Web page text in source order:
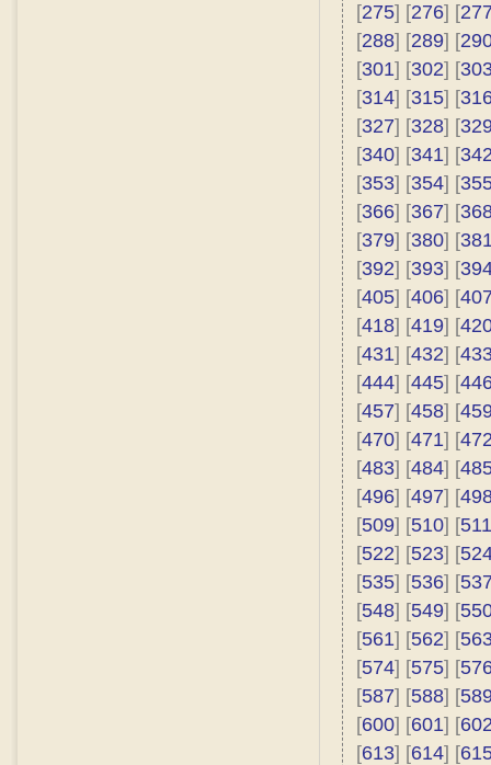
[275] [276] [
[288] [289] [
[301] [302] [
[314] [315] [
[327] [328] [
[340] [341] [
[353] [354] [
[366] [367] [
[379] [380] [
[392] [393] [
[405] [406] [
[418] [419] [
[431] [432] [
[444] [445] [
[457] [458] [
[470] [471] [
[483] [484] [
[496] [497] [
[509] [510] [511
[522] [523] [
[535] [536] [
[548] [549] [
[561] [562] [
[574] [575] [
[587] [588] [
[600] [601] [
[613] [614] [